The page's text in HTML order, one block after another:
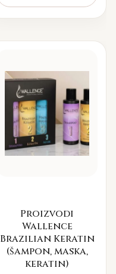
Proizvodi
Wallence
Brazilian Keratin
(šampon, maska,
keratin)